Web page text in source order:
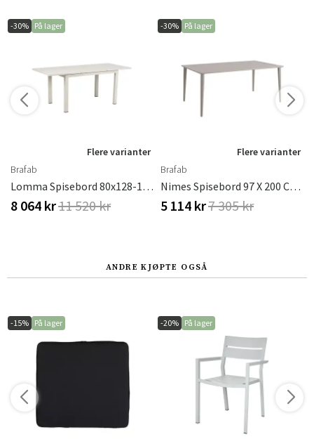
-30% På lager
Flere varianter
Brafab
Lomma Spisebord 80x128-187 Cm Light Grey
8 064 kr11 520 kr
-30% På lager
Flere varianter
Brafab
Nimes Spisebord 97 X 200 Cm Kaki Brafab
5 114 kr7 305 kr
ANDRE KJØPTE OGSÅ
-15% På lager -20% På lager